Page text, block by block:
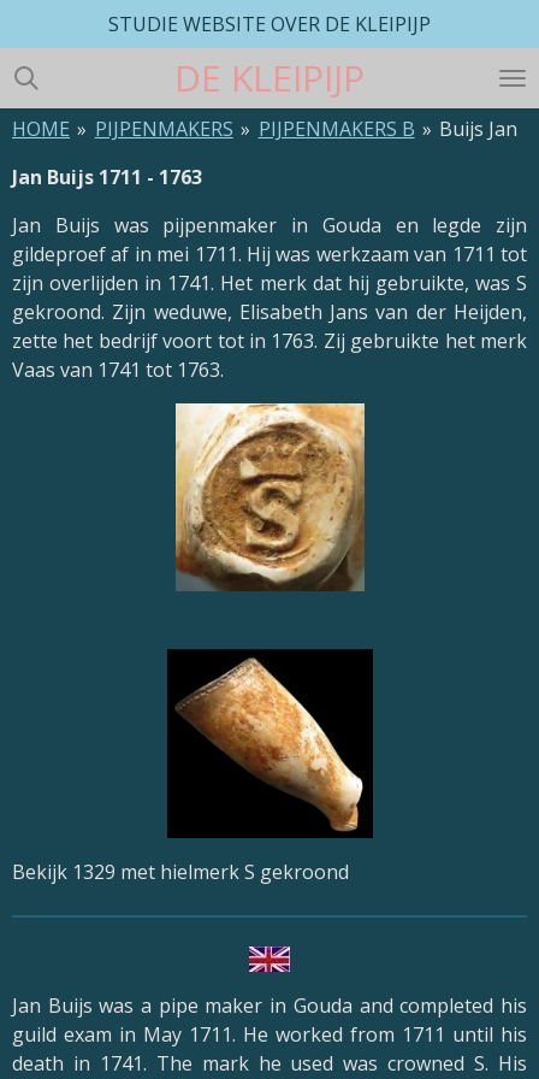
direct
naar
de
hoofdinhoud
DE KLEIPIJP
STUDIE WEBSITE OVER DE KLEIPIJP
HOME » PIJPENMAKERS » PIJPENMAKERS B » Buijs Jan
Jan Buijs 1711 - 1763
Jan Buijs was pijpenmaker in Gouda en legde zijn
gildeproef af in mei 1711. Hij was werkzaam van 1711 tot
zijn overlijden in 1741. Het merk dat hij gebruikte, was S
gekroond. Zijn weduwe, Elisabeth Jans van der Heijden,
zette het bedrijf voort tot in 1763. Zij gebruikte het merk
Vaas van 1741 tot 1763.
Bekijk 1329 met hielmerk S gekroond
Jan Buijs was a pipe maker in Gouda and completed his
guild exam in May 1711. He worked from 1711 until his
death in 1741. The mark he used was crowned S. His